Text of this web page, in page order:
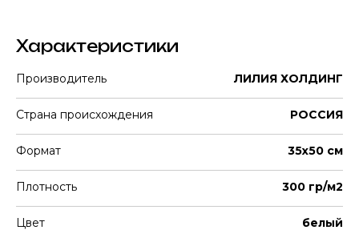
Характеристики
Производитель ЛИЛИЯ ХОЛДИНГ
Страна происхождения РОССИЯ
Формат 35х50 см
Плотность 300 гр/м2
Цвет белый